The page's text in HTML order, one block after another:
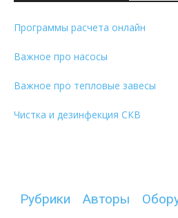
Программы расчета онлайн
Важное про насосы
Важное про тепловые завесы
Чистка и дезинфекция СКВ
Рубрики Авторы